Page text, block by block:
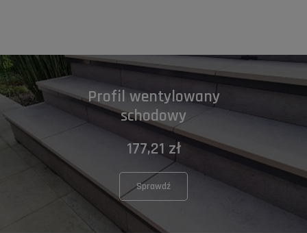
Profil wentylowany
schodowy
177,21 zł
Sprawdź